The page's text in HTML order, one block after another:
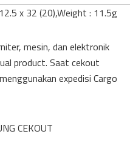
x 32 (20),Weight : 11.5g
mesin, dan elektronik
product. Saat cekout
expedisi Cargo
CEKOUT